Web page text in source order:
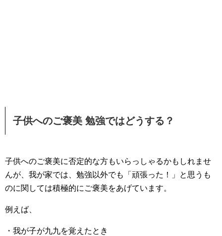
子供へのご褒美 勉強ではどうする？
子供へのご褒美に否定的な方もいらっしゃるかもしれませ
んが、我が家では、勉強以外でも「頑張った！」と思うも
のに関しては積極的にご褒美をあげています。
例えば、
・我が子が九九を覚えたとき